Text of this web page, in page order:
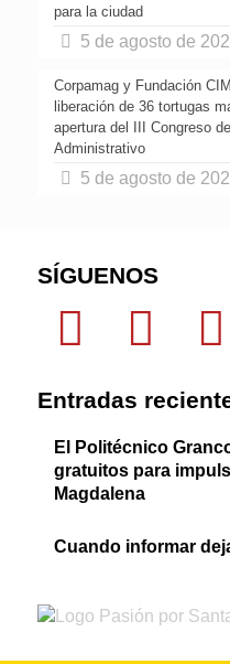
para la ciudad
5 de agosto de
Corpamag y Fundación
liberación de 36 tortugas
apertura del III Congreso
Administrativo
5 de agosto de
SÍGUENOS
Entradas
El Politécnico
gratuitos para
Magdalena
Cuando informar